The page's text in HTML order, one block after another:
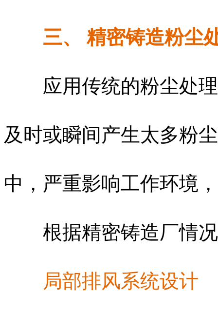
三、 精密铸造粉尘
应用传统的粉尘处理
及时或瞬间产生太多粉
中，严重影响工作环境
根据精密铸造厂情况
局部排风系统设计